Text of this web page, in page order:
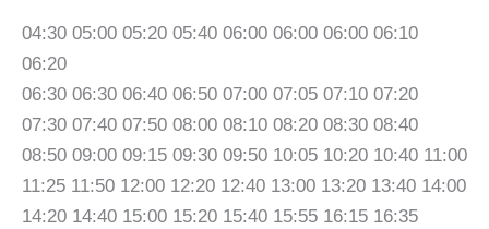
04:30 05:00 05:20 05:40 06:00 06:00 06:00 06:10
06:20
06:30 06:30 06:40 06:50 07:00 07:05 07:10 07:20
07:30 07:40 07:50 08:00 08:10 08:20 08:30 08:40
08:50 09:00 09:15 09:30 09:50 10:05 10:20 10:40 11:00
11:25 11:50 12:00 12:20 12:40 13:00 13:20 13:40 14:00
14:20 14:40 15:00 15:20 15:40 15:55 16:15 16:35